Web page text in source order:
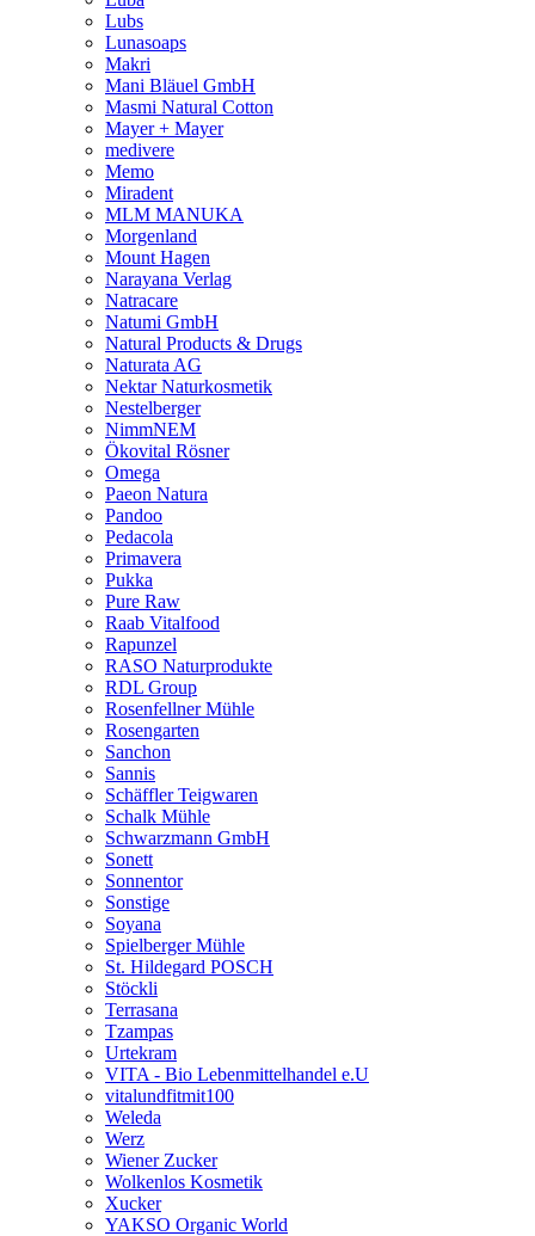
Lubs
Lunasoaps
Makri
Mani Bläuel GmbH
Masmi Natural Cotton
Mayer + Mayer
medivere
Memo
Miradent
MLM MANUKA
Morgenland
Mount Hagen
Narayana Verlag
Natracare
Natumi GmbH
Natural Products & Drugs
Naturata AG
Nektar Naturkosmetik
Nestelberger
NimmNEM
Ökovital Rösner
Omega
Paeon Natura
Pandoo
Pedacola
Primavera
Pukka
Pure Raw
Raab Vitalfood
Rapunzel
RASO Naturprodukte
RDL Group
Rosenfellner Mühle
Rosengarten
Sanchon
Sannis
Schäffler Teigwaren
Schalk Mühle
Schwarzmann GmbH
Sonett
Sonnentor
Sonstige
Soyana
Spielberger Mühle
St. Hildegard POSCH
Stöckli
Terrasana
Tzampas
Urtekram
VITA - Bio Lebenmittelhandel e.U
vitalundfitmit100
Weleda
Werz
Wiener Zucker
Wolkenlos Kosmetik
Xucker
YAKSO Organic World